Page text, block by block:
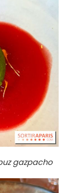
gazpacho